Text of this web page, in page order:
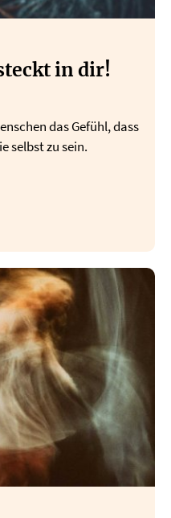
in dir!
das Gefühl, dass
selbst zu sein.